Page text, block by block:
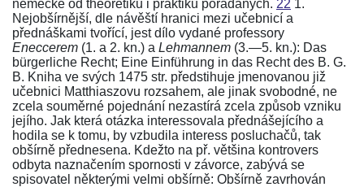
německé od theoretiků i praktiků pořádaných. 22 1.
Nejobšírnější, dle návěští hranici mezi učebnicí a
přednáškami tvořící, jest dílo vydané professory
Eneccerem (1. a 2. kn.) a Lehmannem (3.—5. kn.): Das
bürgerliche Recht; Eine Einführung in das Recht des B. G.
B. Kniha ve svých 1475 str. předstihuje jmenovanou již
učebnici Matthiaszovu rozsahem, ale jinak svobodné, ne
zcela souměrné pojednání nezastírá zcela způsob vzniku
jejího. Jak která otázka interessovala přednášejícího a
hodila se k tomu, by vzbudila interess posluchačů, tak
obšírně přednesena. Kdežto na př. většina kontrovers
odbyta naznačením spornosti v závorce, zabývá se
spisovatel některými velmi obšírně: Obšírně zavrhován